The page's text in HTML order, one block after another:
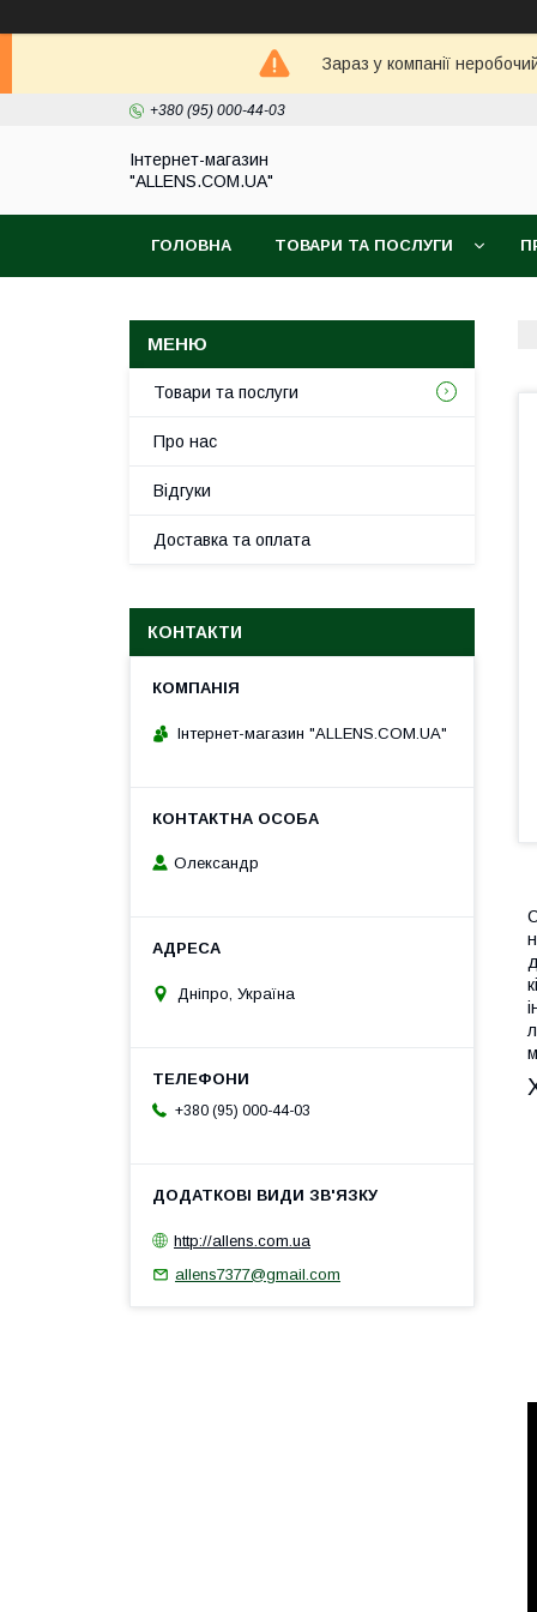
Зараз у компанії
+380 (95) 000-44-03
Інтернет-магазин
"ALLENS.COM.UA"
ГОЛОВНА ТОВАРИ ТА ПОСЛУГИ
Товари та послуги
Про нас
Відгуки
Доставка та оплата
КОНТАКТИ
Інтернет-магазин "ALLENS.COM.UA"
Олександр
Дніпро, Україна
+380 (95) 000-44-03
http://allens.com.ua
allens7377@gmail.com